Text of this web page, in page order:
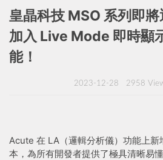
皇晶科技 MSO 系列即將
加入 Live Mode 即時顯
能！
2023-12-28 2958
Acute 在 LA（邏輯分析儀）功能上
本，為所有開發者提供了極具清晰易